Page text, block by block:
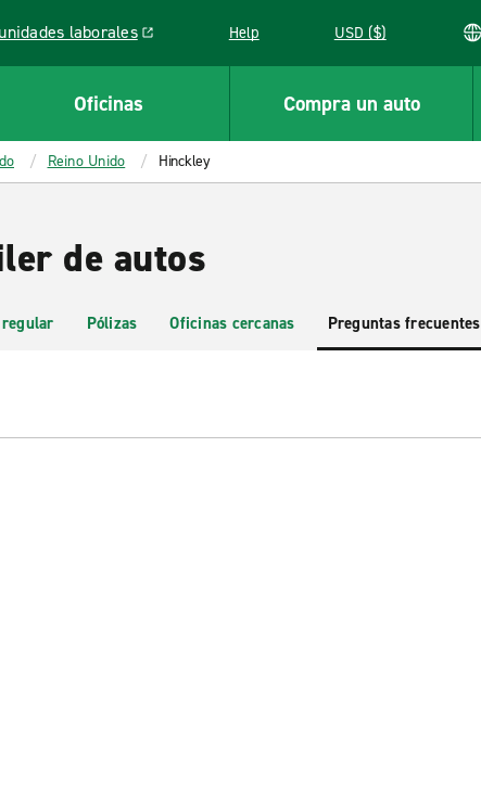
laborales
in a new window Help USD ($)
Oficinas Compra un auto
Reino Unido Hinckley
de autos
Pólizas Oficinas cercanas Preguntas frecuentes